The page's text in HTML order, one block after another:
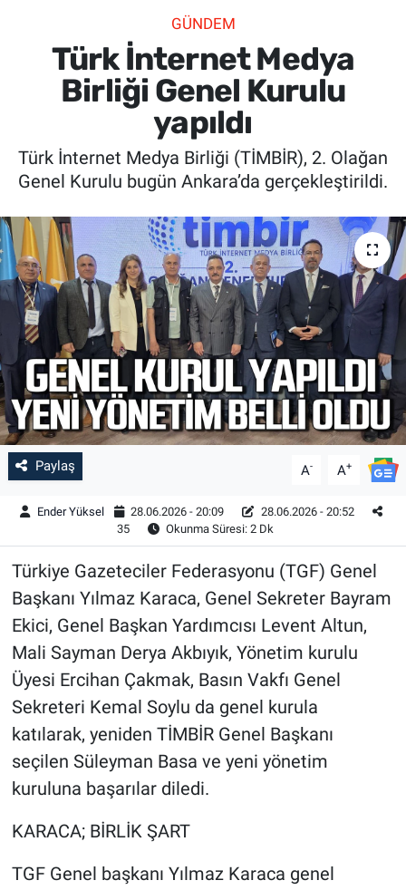
GÜNDEM
Türk İnternet Medya
Birliği Genel Kurulu
yapıldı
Türk İnternet Medya Birliği (TİMBİR), 2. Olağan
Genel Kurulu bugün Ankara’da gerçekleştirildi.
Paylaş A- A+
Ender Yüksel 28.06.2026 - 20:09
28.06.2026 - 20:52
35
Okunma Süresi: 2 Dk
Türkiye Gazeteciler Federasyonu (TGF) Genel
Başkanı Yılmaz Karaca, Genel Sekreter Bayram
Ekici, Genel Başkan Yardımcısı Levent Altun,
Mali Sayman Derya Akbıyık, Yönetim kurulu
Üyesi Ercihan Çakmak, Basın Vakfı Genel
Sekreteri Kemal Soylu da genel kurula
katılarak, yeniden TİMBİR Genel Başkanı
seçilen Süleyman Basa ve yeni yönetim
kuruluna başarılar diledi.
KARACA; BİRLİK ŞART
TGF Genel başkanı Yılmaz Karaca genel
SPOR